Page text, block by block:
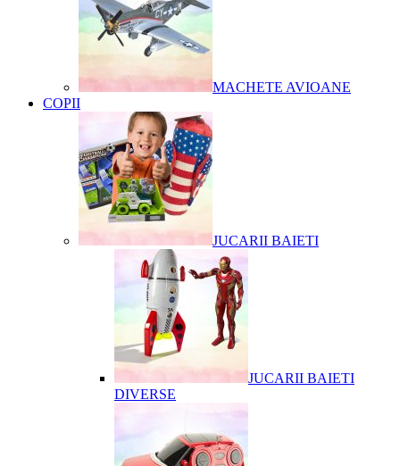
MACHETE AVIOANE
COPII
JUCARII BAIETI
JUCARII BAIETI
DIVERSE